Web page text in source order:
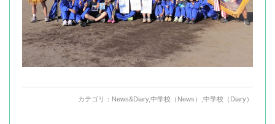
カテゴリ： News&Diary,中学校（News） 中学校（Diary）